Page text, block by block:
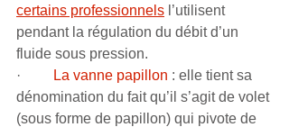
certains professionnels l’utilisent
pendant la régulation du débit d’un
fluide sous pression.
·
La vanne papillon : elle tient sa
dénomination du fait qu’il s’agit de volet
(sous forme de papillon) qui pivote de